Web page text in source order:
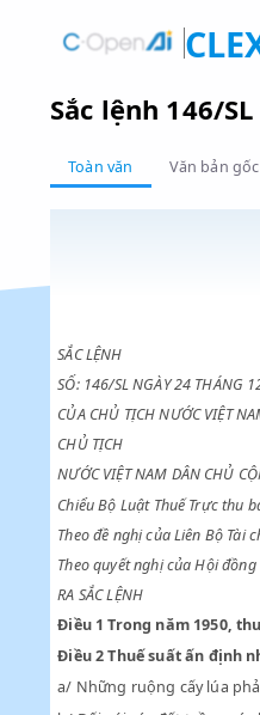
Sắc lệnh
Toàn văn
SẮC LỆNH
SỐ: 146/SL NGÀY 24
CỦA CHỦ TỊCH NƯỚC
CHỦ TỊCH
NƯỚC VIỆT NAM DÂN
Chiểu Bộ Luật Thuế Trực
Theo đề nghị của Liên Bộ
Theo quyết nghị của Hội
RA SẮC LỆNH
Điều 1Trong năm